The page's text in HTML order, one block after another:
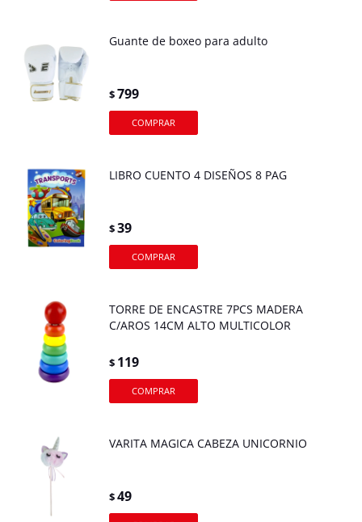
Guante de boxeo para adulto
$799
LIBRO CUENTO 4 DISEÑOS 8 PAG
$39
TORRE DE ENCASTRE 7PCS MADERA
C/AROS 14CM ALTO MULTICOLOR
$ 119
VARITA MAGICA CABEZA UNICORNIO
$49